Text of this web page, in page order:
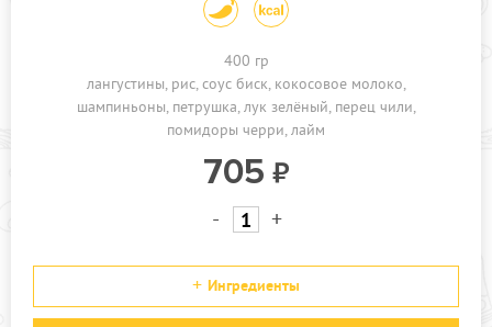
АКЦИИ
400 гр
лангустины рис соус биск кокосовое молоко
шампиньоны петрушка лук зелёный перец чили
помидоры черри лайм
705
- +
Ингредиенты